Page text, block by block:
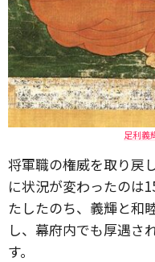
足利義
将軍職の権威を取り戻
に状況が変わったのは
たしたのち、義輝と和
し、幕府内でも厚遇さ
す。